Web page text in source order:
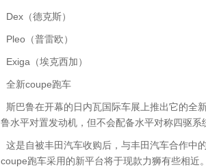
Dex（德克斯）
Pleo（普雷欧）
Exiga（埃克西加）
全新coupe跑车
斯巴鲁在开幕的日内瓦国际车展上推出它的全
鲁水平对置发动机，但不会配备水平对称四驱
这是自被丰田汽车收购后，与丰田汽车合作中
coupe跑车采用的新平台将于现款力狮有些相